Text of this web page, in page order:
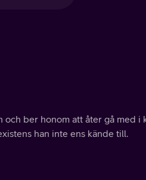
ber honom att åter gå med i
han inte ens kände till.